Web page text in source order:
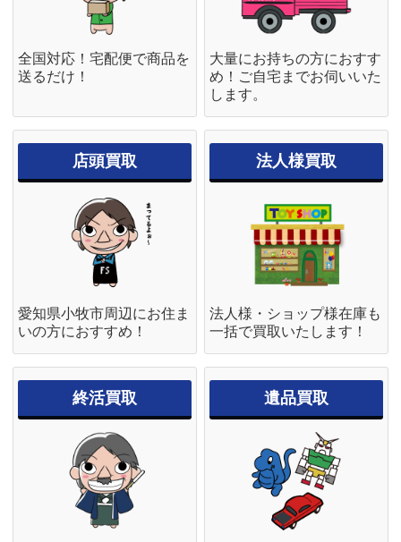
全国対応！宅配便で商品を
送るだけ！
大量にお持ちの方におすす
め！ご自宅までお伺いいた
します。
店頭買取
愛知県小牧市周辺にお住ま
いの方におすすめ！
法人様買取
法人様・ショップ様在庫も
一括で買取いたします！
終活買取 遺品買取